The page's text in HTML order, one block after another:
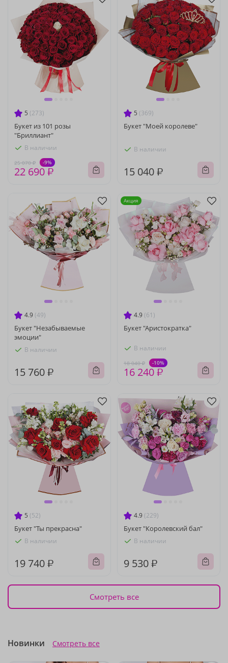
5 (273)
Букет из 101 розы
"Бриллиант"
В наличии
25 070 ₽ -9%
22 690 ₽
5 (369)
Букет "Моей королеве"
В наличии
15 040 ₽
4.9 (49)
Букет "Незабываемые
эмоции"
В наличии
15 760 ₽
4.9 (61)
Букет "Аристократка"
В наличии
18 040 ₽ -10%
16 240 ₽
Акция
5 (52)
Букет "Ты прекрасна"
В наличии
19 740 ₽
4.9 (229)
Букет "Королевский бал"
В наличии
9 530 ₽
Смотреть все
Новинки Смотреть все